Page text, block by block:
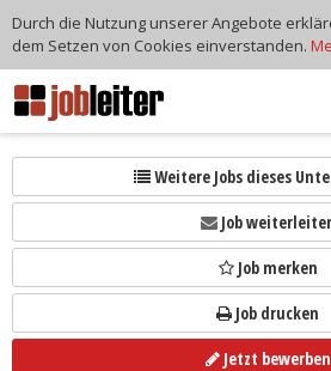
Weitere Jobs dieses
Job
Job merken
Job drucken
Jetzt bewerben
Durch die Nutzung unserer Angebote
dem Setzen von Cookies einverstanden.